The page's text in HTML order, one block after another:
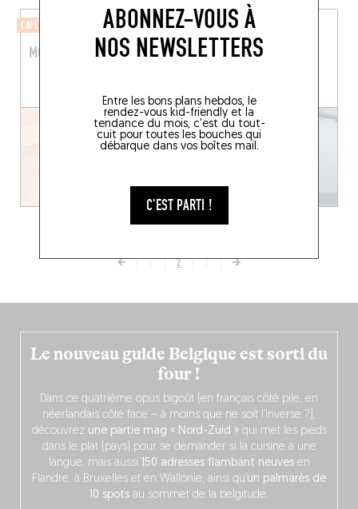
ABONNEZ-VOUS À
NOS NEWSLETTERS
Entre les bons plans hebdos, le
rendez-vous kid-friendly et la
tendance du mois, c'est du tout-
cuit pour toutes les bouches qui
débarque dans vos boîtes mail.
C'EST PARTI !
CAFÉ
MOK
BOULANGERIE
BOULENGIER
1 2 3
Le nouveau guide Belgique est sorti du
four !
Dans ce quatrième opus bigoût (en français côté pile, en
néerlandais côté face – à moins que ne soit l’inverse ?),
découvrez une partie mag « Nord-Zuid » qui met les pieds
dans le plat (pays) pour se demander si la cuisine a une
langue, mais aussi 150 adresses flambant neuvesen
Flandre, à Bruxelles et en Wallonie, ainsi qu’ un palmarès de
10 spots au sommet de la belgitude.